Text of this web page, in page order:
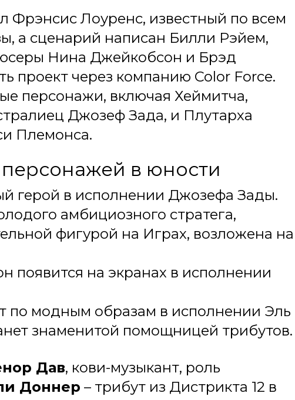
Фрэнсис Лоуренс, известный по всем
а сценарий написан Билли Рэйем,
Нина Джейкобсон и Брэд
проект через компанию Color Force.
персонажи, включая Хеймитча,
Джозеф Зада, и Плутарха
Племонса.
в юности
герой в исполнении Джозефа Зады.
амбициозного стратега,
фигурой на Играх, возложена на
появится на экранах в исполнении
по модным образам в исполнении Эль
знаменитой помощницей трибутов.
Дав, кови-музыкант, роль
Доннер – трибут из Дистрикта 12 в